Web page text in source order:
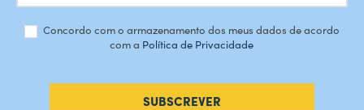
Concordo com o armazenamento dos meus dados de acordo
com a Política de Privacidade
SUBSCREVER